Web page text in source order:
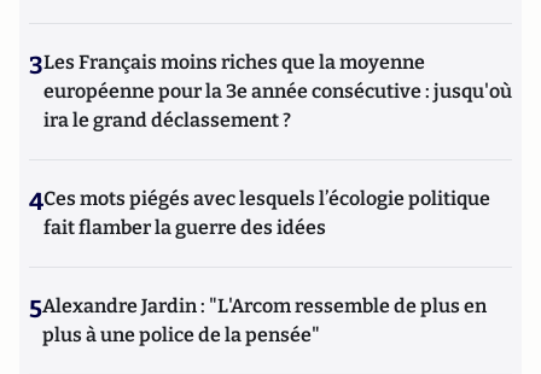
3Les Français moins riches que la moyenne
européenne pour la 3e année consécutive : jusqu'où
ira le grand déclassement ?
4Ces mots piégés avec lesquels l’écologie politique
fait flamber la guerre des idées
5Alexandre Jardin : "L'Arcom ressemble de plus en
plus à une police de la pensée"